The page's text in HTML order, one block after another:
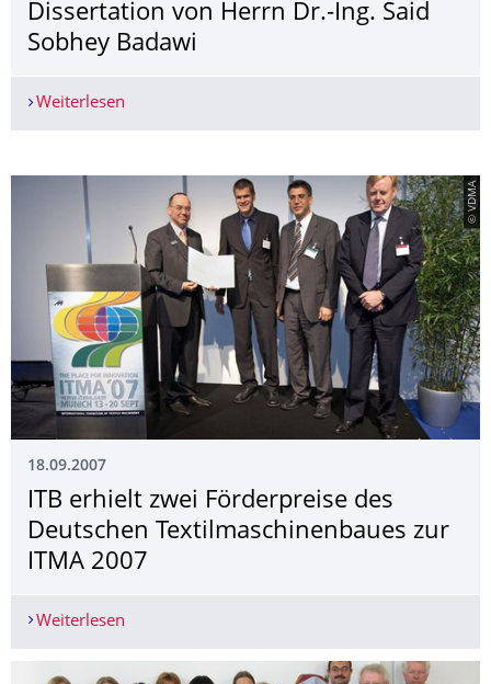
Dissertation von Herrn Dr.-Ing. Said
Sobhey Badawi
Weiterlesen
© VDMA
18.09.2007
ITB erhielt zwei Förderpreise des
Deutschen Textilmaschinen­baues zur
ITMA 2007
Weiterlesen